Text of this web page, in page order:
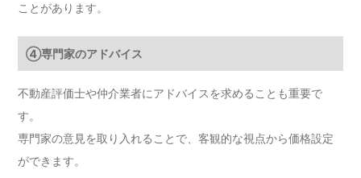
ことがあります。
④専門家のアドバイス
不動産評価士や仲介業者にアドバイスを求めることも重要で
す。
専門家の意見を取り入れることで、客観的な視点から価格設定
ができます。